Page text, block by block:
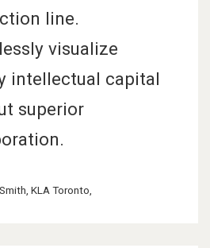
line.
visualize
intellectual capital
superior
.
KLA Toronto